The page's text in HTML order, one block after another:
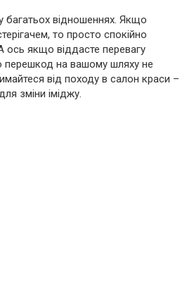
багатьох відношеннях. Якщо
то просто спокійно
ось якщо віддасте перевагу
перешкод на вашому шляху не
від походу в салон краси –
зміни іміджу.